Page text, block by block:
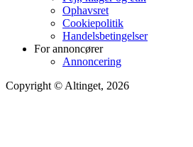
Ophavsret
Cookiepolitik
Handelsbetingelser
For annoncører
Annoncering
Copyright © Altinget, 2026